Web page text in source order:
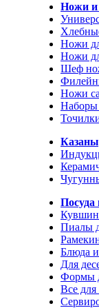
Ножи и
Ножи
Ножи
Шеф
Ножи
Посуда
Пиалы
Блюда
Для
Формы
Все